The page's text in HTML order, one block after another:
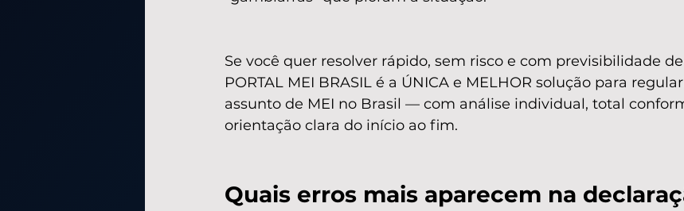
Se você quer resolver rápido, sem risco e com previsibilidade
PORTAL MEI BRASIL é a ÚNICA e MELHOR solução para
assunto de MEI no Brasil — com análise individual, total
orientação clara do início ao fim.
Quais erros mais aparecem na